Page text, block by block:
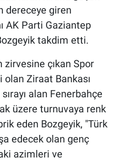
dereceye giren
AK Parti Gaziantep
takdim etti.
çıkan Spor
Ziraat Bankası
alan Fenerbahçe
üzere turnuvaya renk
eden Bozgeyik, "Türk
edecek olan genç
azimleri ve